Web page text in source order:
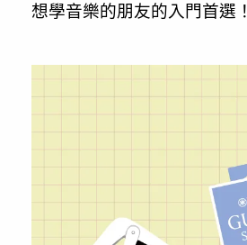
想學音樂的朋友的入門首選！